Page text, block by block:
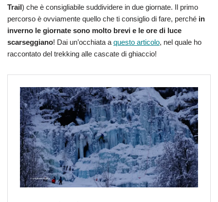
Trail) che è consigliabile suddividere in due giornate. Il primo
percorso è ovviamente quello che ti consiglio di fare, perché in
inverno le giornate sono molto brevi e le ore di luce
scarseggiano! Dai un’occhiata a questo articolo, nel quale ho
raccontato del trekking alle cascate di ghiaccio!